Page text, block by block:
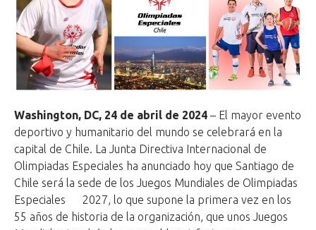
Washington, DC, 24 de abril de 2024 – El mayor evento
deportivo y humanitario del mundo se celebrará en la
capital de Chile. La Junta Directiva Internacional de
Olimpiadas Especiales ha anunciado hoy que Santiago de
Chile será la sede de los Juegos Mundiales de Olimpiadas
Especiales 2027, lo que supone la primera vez en los
55 años de historia de la organización, que unos Juegos